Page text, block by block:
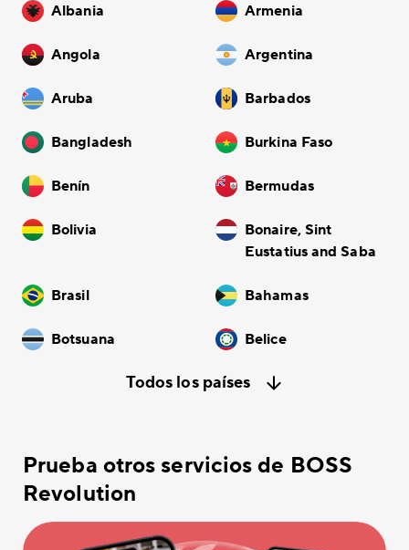
Albania Armenia
Angola Argentina
Aruba Barbados
Bangladesh Burkina Faso
Benín Bermudas
Bolivia
Bonaire, Sint
Eustatius and Saba
Brasil Bahamas
Botsuana Belice
Todos los países
Prueba otros servicios de BOSS
Revolution